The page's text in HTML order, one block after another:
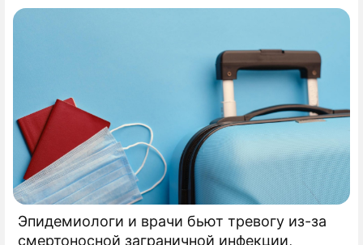
Эпидемиологи и врачи бьют тревогу из-за
смертоносной заграничной инфекции,